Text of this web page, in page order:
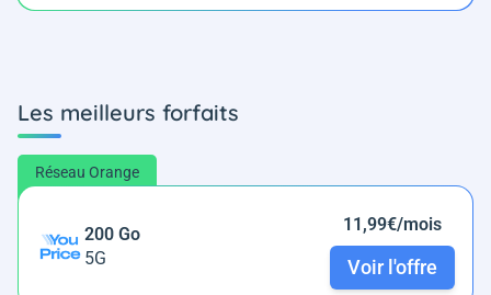
Les meilleurs forfaits
Réseau Orange
200 Go
5G
11,99€/mois
Voir l'offre